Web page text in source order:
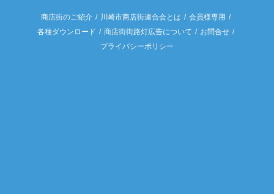
商店街のご紹介 川崎市商店街連合会とは
会員様専用
各種ダウンロード
商店街街路灯広告について
お問合せ
プライバシーポリシー